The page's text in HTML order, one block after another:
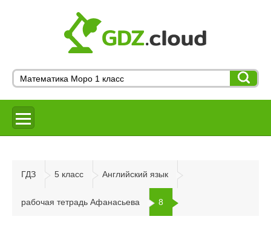
ГДЗ 5 класс Английский язык
рабочая тетрадь Афанасьева 8